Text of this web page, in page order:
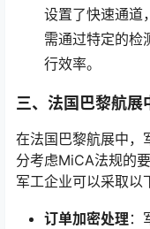
设置了快速通道
需通过特定的检
行效率。
三、法国巴黎航展
在法国巴黎航展中，
分考虑MiCA法规的
军工企业可以采取以
订单加密处理 ：